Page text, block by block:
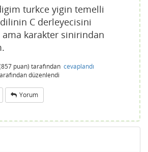
turkce yigin temelli
C derleyecisini
karakter sinirindan
857 puan) tarafından cevaplandı
düzenlendi
Yorum